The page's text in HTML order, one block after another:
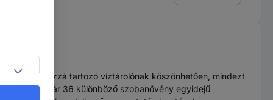
– és a hozzá tartozó víztárolónak köszönhetően, mindezt
akár 36 különböző szobanövény egyidejű